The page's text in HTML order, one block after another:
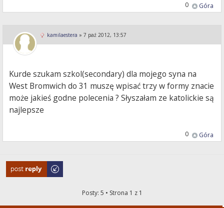
Góra
0
kamilaestera » 7 paź 2012, 13:57
Kurde szukam szkol(secondary) dla mojego syna na
West Bromwich do 31 muszę wpisać trzy w formy znacie
może jakieś godne polecenia ? Słyszałam ze katolickie są
najlepsze
Góra
0
Odpowiedz
Posty: 5 • Strona 1 z 1